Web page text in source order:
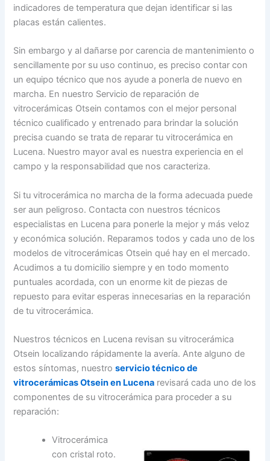
indicadores de temperatura que dejan identificar si las
placas están calientes.
Sin embargo y al dañarse por carencia de mantenimiento o
sencillamente por su uso continuo, es preciso contar con
un equipo técnico que nos ayude a ponerla de nuevo en
marcha. En nuestro Servicio de reparación de
vitrocerámicas Otsein contamos con el mejor personal
técnico cualificado y entrenado para brindar la solución
precisa cuando se trata de reparar tu vitrocerámica en
Lucena. Nuestro mayor aval es nuestra experiencia en el
campo y la responsabilidad que nos caracteriza.
Si tu vitrocerámica no marcha de la forma adecuada puede
ser aun peligroso. Contacta con nuestros técnicos
especialistas en Lucena para ponerle la mejor y más veloz
y económica solución. Reparamos todos y cada uno de los
modelos de vitrocerámicas Otsein qué hay en el mercado.
Acudimos a tu domicilio siempre y en todo momento
puntuales acordada, con un enorme kit de piezas de
repuesto para evitar esperas innecesarias en la reparación
de tu vitrocerámica.
Nuestros técnicos en Lucena revisan su vitrocerámica
Otsein localizando rápidamente la avería. Ante alguno de
estos síntomas, nuestroservicio técnico de
vitrocerámicas Otsein en Lucena revisará cada uno de los
componentes de su vitrocerámica para proceder a su
reparación:
Vitrocerámica
con cristal roto.